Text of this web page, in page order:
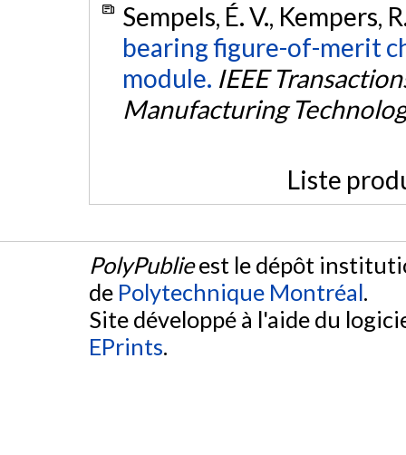
Sempels, É. V., Kempers,
bearing figure-of-merit
module. IEEE
Manufacturing
Liste
PolyPublieest le dépôt
de Polytechnique Montréal.
Site développé à l'aide du
EPrints.